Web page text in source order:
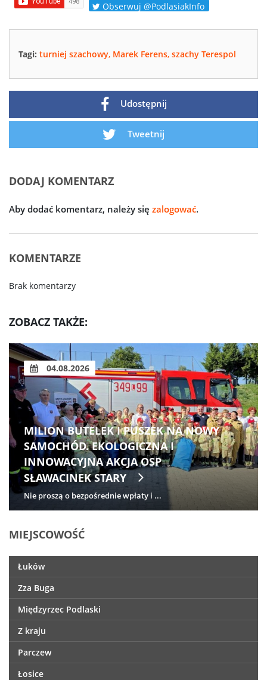
Obserwuj @PodlasiakInfo
Tagi: turniej szachowy, Marek Ferens, szachy Terespol
Udostępnij
Tweetnij
DODAJ KOMENTARZ
Aby dodać komentarz, należy się zalogować.
KOMENTARZE
Brak komentarzy
ZOBACZ TAKŻE:
04.08.2026
MILION BUTELEK I PUSZEK NA NOWY
SAMOCHÓD. EKOLOGICZNA I
INNOWACYJNA AKCJA OSP
SŁAWACINEK STARY
Nie proszą o bezpośrednie wpłaty i ...
MIEJSCOWOŚĆ
Łuków
Zza Buga
Międzyrzec Podlaski
Z kraju
Parczew
Łosice